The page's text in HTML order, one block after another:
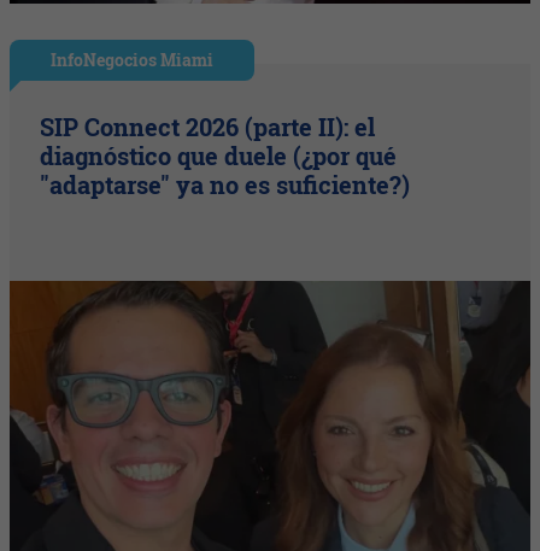
InfoNegocios Miami
SIP Connect 2026 (parte II): el
diagnóstico que duele (¿por qué
"adaptarse" ya no es suficiente?)